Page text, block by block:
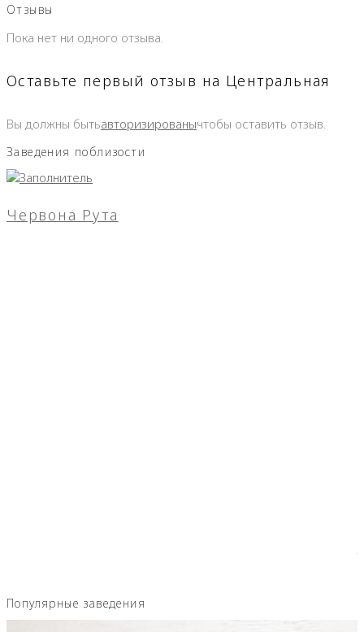
Отзывы
Пока нет ни одного отзыва.
Оставьте первый отзыв на Центральная
Вы должны бытьавторизированычтобы оставить отзыв.
Заведения поблизости
Червона Рута
Популярные заведения